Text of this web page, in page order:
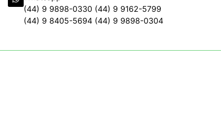
(44) 9 9898-0330 (44) 9 9162-5799
(44) 9 8405-5694 (44) 9 9898-0304